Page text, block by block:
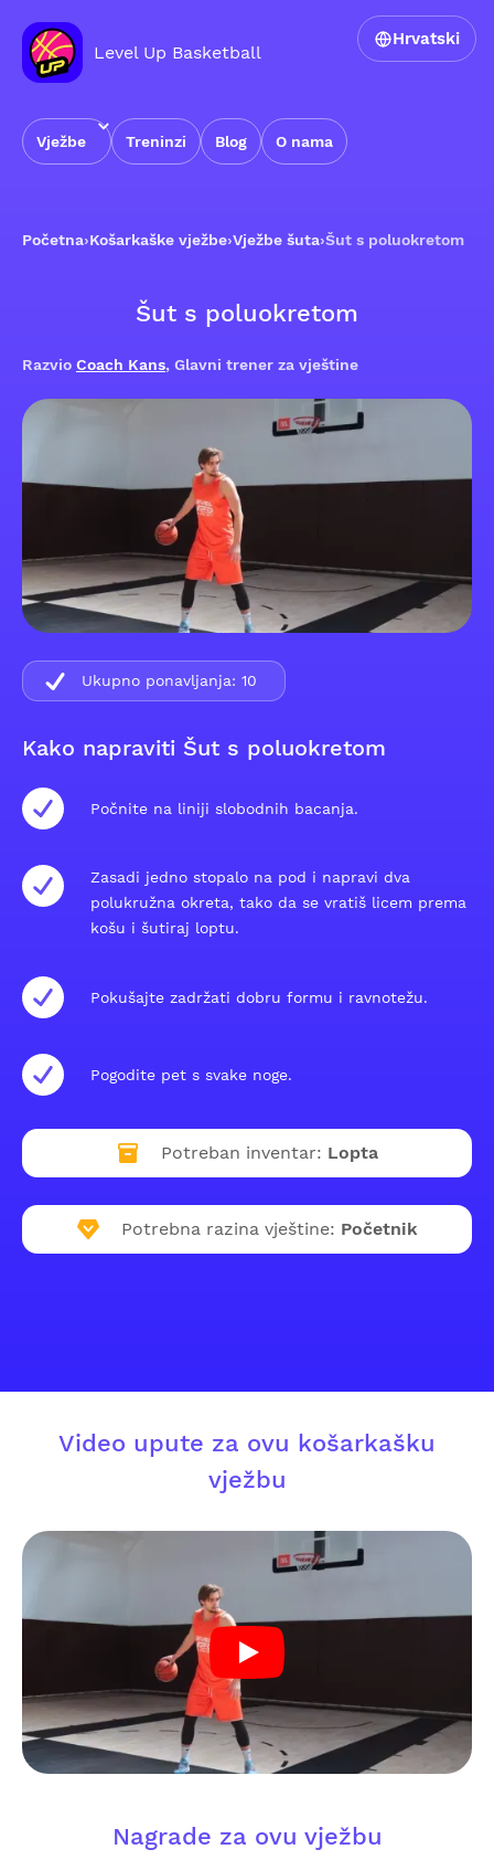
Level Up Basketball
Vježbe Treninzi Blog O nama
Hrvatski
Početna›Košarkaške vježbe›Vježbe šuta›Šut s poluokretom
Šut s poluokretom
Razvio Coach Kans, Glavni trener za vještine
Kako napraviti Šut s poluokretom
Počnite na liniji slobodnih bacanja.
Zasadi jedno stopalo na pod i napravi dva
polukružna okreta, tako da se vratiš licem prema
košu i šutiraj loptu.
Pokušajte zadržati dobru formu i ravnotežu.
Pogodite pet s svake noge.
Potreban inventar: Lopta
Potrebna razina vještine: Početnik
Ukupno ponavljanja: 10
Video upute za ovu košarkašku
vježbu
Nagrade za ovu vježbu